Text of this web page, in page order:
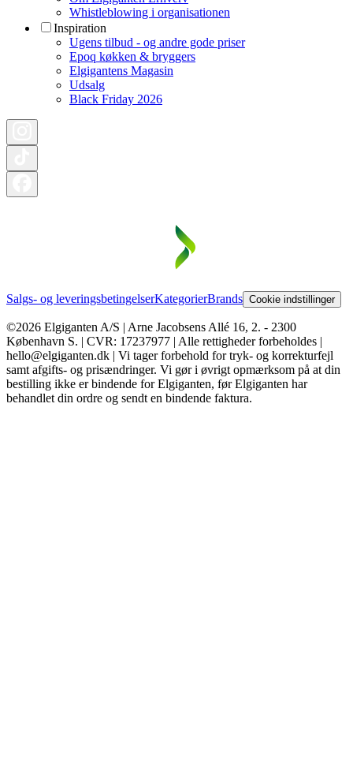
Whistleblowing i organisationen
Inspiration
Ugens tilbud - og andre gode priser
Epoq køkken & bryggers
Elgigantens Magasin
Udsalg
Black Friday 2026
Salgs- og leveringsbetingelserKategorierBrands Cookie indstillinger
©2026 Elgiganten A/S | Arne Jacobsens Allé 16, 2. - 2300
København S. | CVR: 17237977 | Alle rettigheder forbeholdes |
hello@elgiganten.dk | Vi tager forbehold for tryk- og korrekturfejl
samt afgifts- og prisændringer. Vi gør i øvrigt opmærksom på at din
bestilling ikke er bindende for Elgiganten, før Elgiganten har
behandlet din ordre og sendt en bindende faktura.